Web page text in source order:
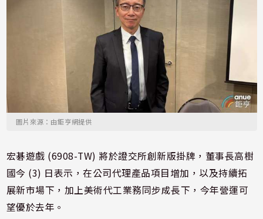
圖片來源：由鉅亨網提供
宏碁遊戲 (6908-TW) 將於證交所創新版掛牌，董事長高樹
國今 (3) 日表示，在公司代理產品項目增加，以及持續拓
展新市場下，加上美術代工業務同步成長下，今年營運可
望優於去年。